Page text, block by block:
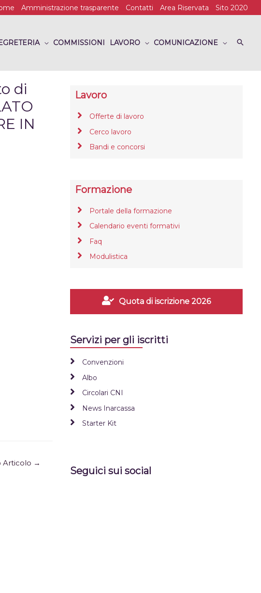
Amministrazione trasparente Contatti Area Riservata Sito 2020
COMMISSIONI LAVORO COMUNICAZIONE
di
IN
Articolo →
Lavoro
Offerte di lavoro
Cerco lavoro
Bandi e concorsi
Formazione
Portale della formazione
Calendario eventi formativi
Faq
Modulistica
Quota di iscrizione 2026
Servizi per gli iscritti
Convenzioni
Albo
Circolari CNI
News Inarcassa
Starter Kit
Seguici sui social